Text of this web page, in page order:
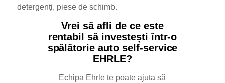
detergenți, piese de schimb.
Vrei să afli de ce este
rentabil să investești într-o
spălătorie auto self-service
EHRLE?
Echipa Ehrle te poate ajuta să